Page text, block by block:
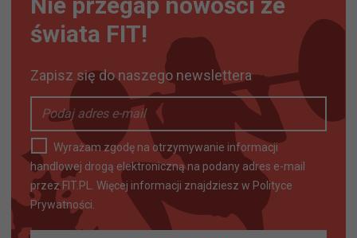
świata FIT!
Zapisz się do naszego newslettera
Wyrażam zgodę na otrzymywanie informacji
handlowej drogą elektroniczną na podany adres e-mail
przez FIT.PL. Więcej informacji znajdziesz w Polityce
Prywatności.